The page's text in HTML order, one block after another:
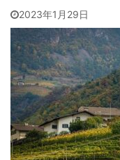
2023年1月29日